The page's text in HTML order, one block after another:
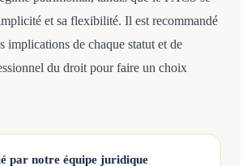
et sa flexibilité. Il est recommandé
implications de chaque statut et de
du droit pour faire un choix
par notre équipe juridique